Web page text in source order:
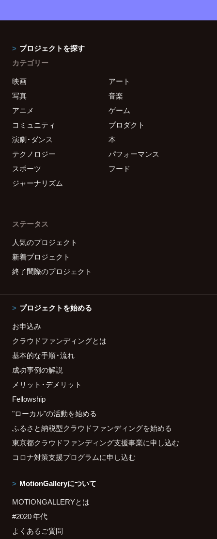
プロジェクトを探す
カテゴリー
映画
アート
写真
音楽
アニメ
ゲーム
コミュニティ
プロダクト
演劇・ダンス
本
テクノロジー
パフォーマンス
スポーツ
フード
ジャーナリズム
ステータス
人気のプロジェクト
新着プロジェクト
終了間際のプロジェクト
プロジェクトを始める
お申込み
クラウドファンディングとは
基本的な手順・流れ
成功事例の解説
メリット・デメリット
Fellowship
"ローカル"の活動を始める
ふるさと納税型クラウドファンディングを始める
東京都クラウドファンディング支援事業に申し込む
コロナ対策支援プログラムに申し込む
MotionGalleryについて
MOTIONGALLERYとは
#2020 年代
よくあるご質問